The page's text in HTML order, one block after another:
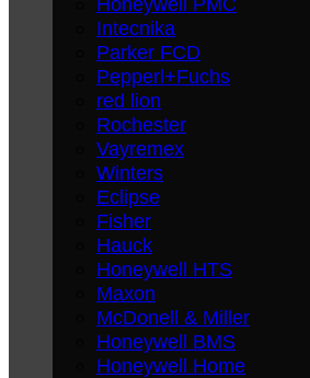
Intecnika
Parker FCD
Pepperl+Fuchs
red lion
Rochester
Vayremex
Winters
Eclipse
Fisher
Hauck
Honeywell HTS
Maxon
McDonell & Miller
Honeywell BMS
Honeywell Home